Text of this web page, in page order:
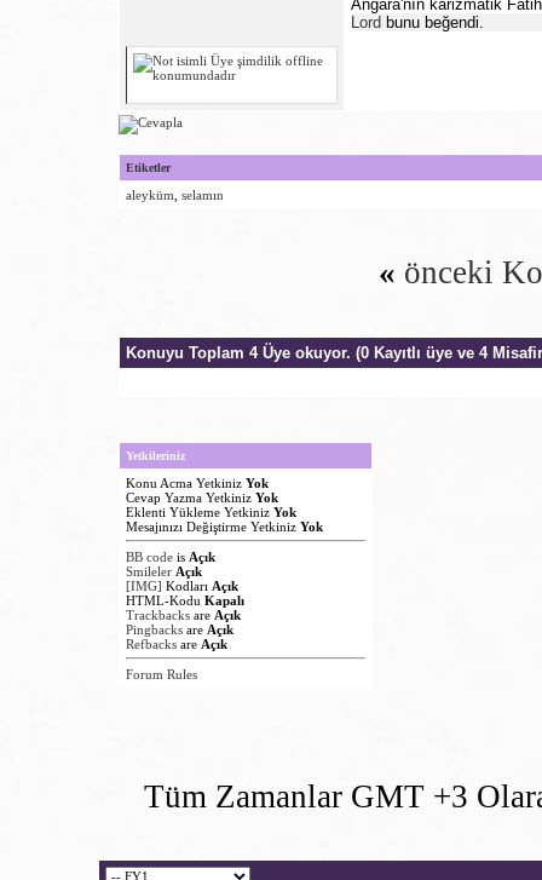
Angara'nın karizmatik
Lord bunu beğendi.
Etiketler
aleyküm selamın
« önceki
Konuyu Toplam 4 Üye okuyor. (0 Kayıtlı üye ve 4
Yetkileriniz
Konu Acma Yetkiniz Yok
Cevap Yazma Yetkiniz Yok
Eklenti Yükleme Yetkiniz Yok
Mesajınızı Değiştirme Yetkiniz Yok
BB code is Açık
Smileler Açık
[IMG] Kodları Açık
HTML-Kodu Kapalı
Trackbacks are Açık
Pingbacks are Açık
Refbacks are Açık
Forum Rules
Tüm Zamanlar GMT +3